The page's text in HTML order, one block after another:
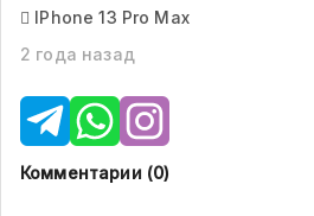
 IPhone 13 Pro Max
2 года назад
Комментарии (0)